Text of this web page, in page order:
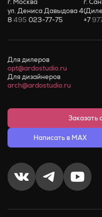
ул. Дениса Давыдова 4
8495 023-77-75
+7
Для дилеров
opt@ardostudio.ru
Для дизайнеров
arch@ardostudio.ru
Заказать
Написать в MAX